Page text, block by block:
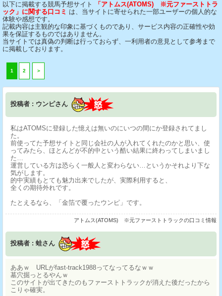
以下に掲載する競馬予想サイト
「アトムス(ATOMS) ※元ファーストトラ
ック」に関する口コミ は、当サイトに寄せられた一部ユーザーの個人的な
体験や感想です。
記載内容は主観的な印象に基づくものであり、サービス内容の正確性や効
果を保証するものではありません。
当サイトでは真偽の判断は行っておらず、一利用者の意見として参考まで
に掲載しております。
1 2 ＞
投稿者 : ウンピさん
私はATOMSに登録した憶えは無いのにいつの間にか登録されてまし
た。
前使ってた予想サイトと同じ会社の人が入れてくれたのかと思い、使
ってみたら、ほとんどが不的中という酷い結果に終わってしまいまし
た…
運営している方は恐らく一般人と変わらない…というかそれより下な
気がします。
的中実績もとても魅力出来でしたが、実際利用すると、
全くの期待外れです。
たとえるなら、「金箔で覆ったウンピ」です。
アトムス(ATOMS) ※元ファーストトラックの口コミ情報
投稿者 : 蛙さん
ああｗ URLがfast-track1988ってなってるなｗｗ
墓穴掘っとるやんｗ
このサイトが出てきたのもファーストトラックが消えた後だったから
こりゃ確実。